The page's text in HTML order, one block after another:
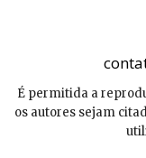
É permitida a
os autores sejam